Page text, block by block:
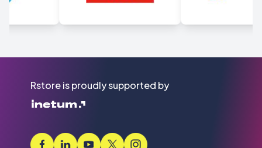
Rstore is proudly supported by